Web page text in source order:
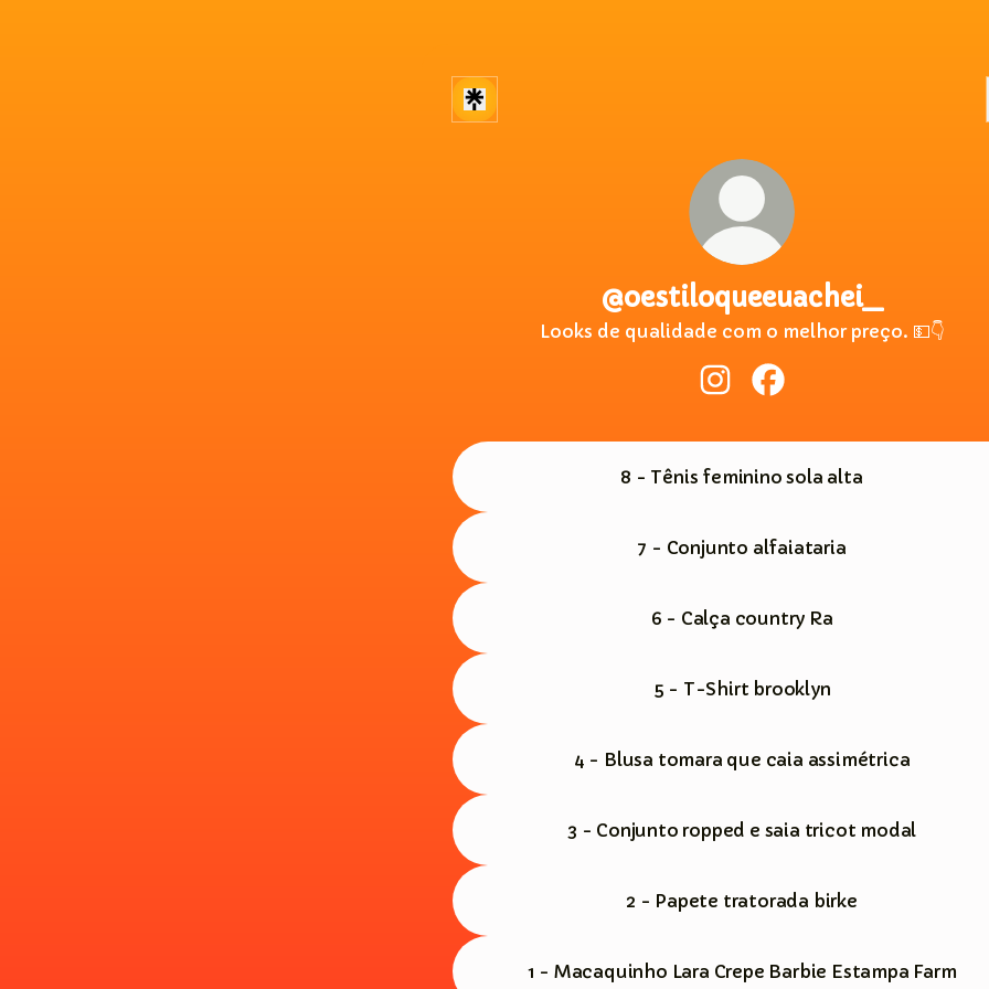
@oestiloqueeuachei_
Looks de qualidade com o melhor preço. 💵👇
8 - Tênis feminino sola alta
7 - Conjunto alfaiataria
6 - Calça country Ra
5 - T-Shirt brooklyn
4 - Blusa tomara que caia assimétrica
3 - Conjunto ropped e saia tricot modal
2 - Papete tratorada birke
1 - Macaquinho Lara Crepe Barbie Estampa Farm